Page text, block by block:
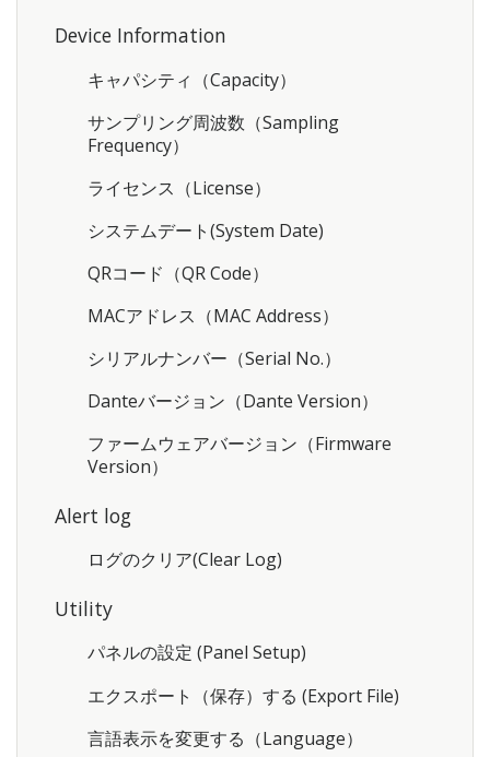
Device Information
キャパシティ（Capacity）
サンプリング周波数（Sampling
Frequency）
ライセンス（License）
システムデート(System Date)
QRコード（QR Code）
MACアドレス（MAC Address）
シリアルナンバー（Serial No.）
Danteバージョン（Dante Version）
ファームウェアバージョン（Firmware
Version）
Alert log
ログのクリア(Clear Log)
Utility
パネルの設定 (Panel Setup)
エクスポート（保存）する (Export File)
言語表示を変更する（Language）